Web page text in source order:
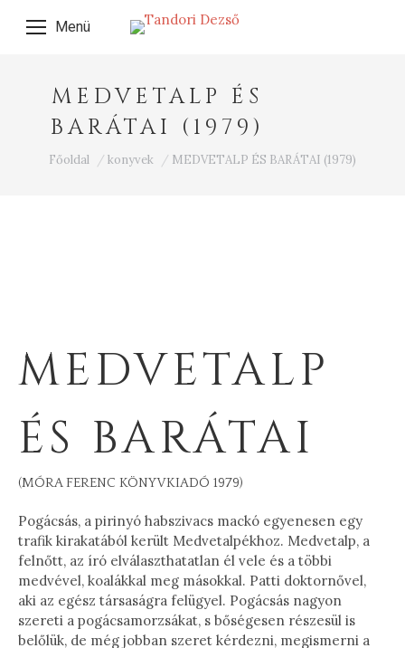
Menü
MEDVETALP ÉS
BARÁTAI (1979)
Ön itt van:
Főoldal konyvek MEDVETALP ÉS BARÁTAI (1979)
MEDVETALP
ÉS BARÁTAI
(MÓRA FERENC KÖNYVKIADÓ 1979)
Pogácsás, a pirinyó habszivacs mackó egyenesen egy
trafik kirakatából került Medvetalpékhoz. Medvetalp, a
felnőtt, az író elválaszthatatlan él vele és a többi
medvével, koalákkal meg másokkal. Patti doktornővel,
aki az egész társaságra felügyel. Pogácsás nagyon
szereti a pogácsamorzsákat, s bőségesen részesül is
belőlük, de még jobban szeret kérdezni, megismerni a